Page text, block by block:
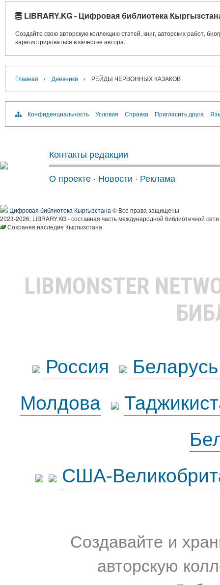
LIBRARY.KG - Цифровая библиотека
Создайте свою авторскую коллекцию статей, книг, авторских работ,
зарегистрироваться в качестве автора.
Главная › Дневники › РЕЙДЫ ЧЕРВОННЫХ КАЗАКОВ
Конфиденциальность Условия Справка Пригласить друга
Контакты редакции
О проекте · Новости · Реклама
Цифровая библиотека Кыргызстана © Все права защищены
2023-2026, LIBRARY.KG - составная часть международной библиотечной
Сохраняя наследие Кыргызстана
LIBMONSTER
Россия
Беларусь
Молдова
США-
Создавайте и
авторскую